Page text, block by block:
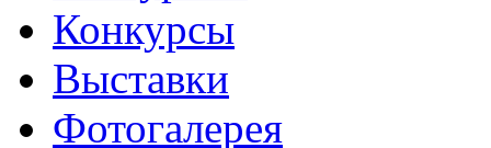
Конкурсы
Выставки
Фотогалерея